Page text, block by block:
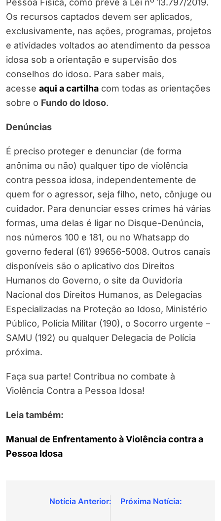
Pessoa Física, como prevê a Lei nº 13.797/2019.
Os recursos captados devem ser aplicados,
exclusivamente, nas ações, programas, projetos
e atividades voltados ao atendimento da pessoa
idosa sob a orientação e supervisão dos
conselhos do idoso. Para saber mais,
acesse aqui a cartilha com todas as orientações
sobre o Fundo do Idoso.
Denúncias
É preciso proteger e denunciar (de forma
anônima ou não) qualquer tipo de violência
contra pessoa idosa, independentemente de
quem for o agressor, seja filho, neto, cônjuge ou
cuidador. Para denunciar esses crimes há várias
formas, uma delas é ligar no Disque-Denúncia,
nos números 100 e 181, ou no Whatsapp do
governo federal (61) 99656-5008. Outros canais
disponíveis são o aplicativo dos Direitos
Humanos do Governo, o site da Ouvidoria
Nacional dos Direitos Humanos, as Delegacias
Especializadas na Proteção ao Idoso, Ministério
Público, Polícia Militar (190), o Socorro urgente –
SAMU (192) ou qualquer Delegacia de Polícia
próxima.
Faça sua parte! Contribua no combate à
Violência Contra a Pessoa Idosa!
Leia também:
Manual de Enfrentamento à Violência contra a
Pessoa Idosa
Navegação